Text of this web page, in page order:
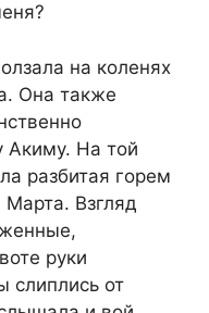
на коленях
Она также
На той
разбитая горем
Взгляд
руки
слиплись от